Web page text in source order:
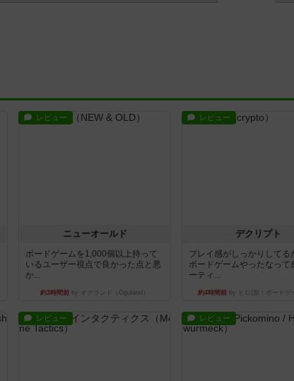
レビュー
ニューオールド
ボードゲームを1,000個以上持って
いるユーザー視点で良かった点と悪
か...
約3時間前 by オグランド（Oguland）
レビュー
デクリプト
プレイ感がしっかりしてる
ボードゲームやったなって
ーティ...
約4時間前by ヒロ(新！ボードゲ
レビュー レビュー